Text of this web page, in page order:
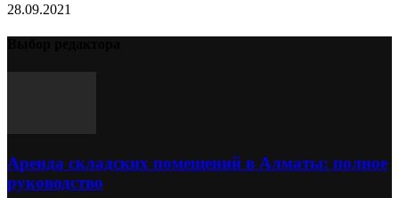
28.09.2021
Аренда складских помещений в Алматы: полное
руководство